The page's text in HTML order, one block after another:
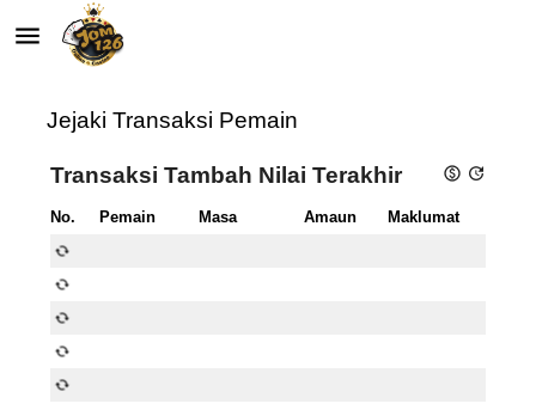
menu
Jejaki Transaksi Pemain
Transaksi Tambah Nilai Terakhir paid update
No. Pemain Masa Amaun Maklumat
autorenew
autorenew
autorenew
autorenew
autorenew